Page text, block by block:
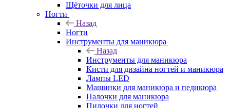
Щёточки для лица
Ногти
Назад
Ногти
Инструменты для маникюра
Назад
Инструменты для маникюра
Кисти для дизайна ногтей и маникюра
Лампы LED
Машинки для маникюра и педикюра
Палочки для маникюра
Пилочки для ногтей